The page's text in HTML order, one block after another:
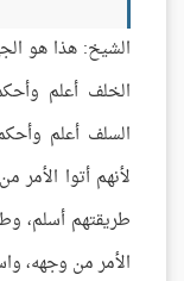
الشيخ: هذا هو
الخلف أعلم
السلف أعلم
لأنهم أتوا
طريقتهم أسلم،
الأمر من وجهه،